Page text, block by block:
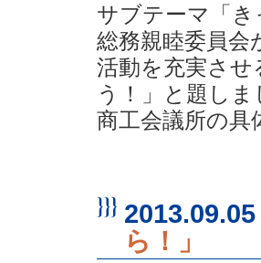
サブテーマ「
総務親睦委員会
活動を充実させ
う！」と題し
商工会議所の具
2013.09.05
ら！」